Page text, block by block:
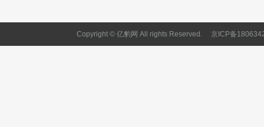
Copyright © 亿豹网 All rights Reserved. 京ICP备